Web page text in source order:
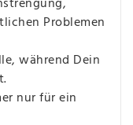
Problemen
während Dein
nur für ein